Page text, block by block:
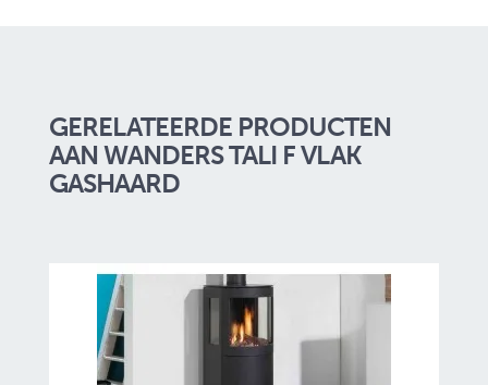
GERELATEERDE PRODUCTEN
AAN WANDERS TALI F VLAK
GASHAARD